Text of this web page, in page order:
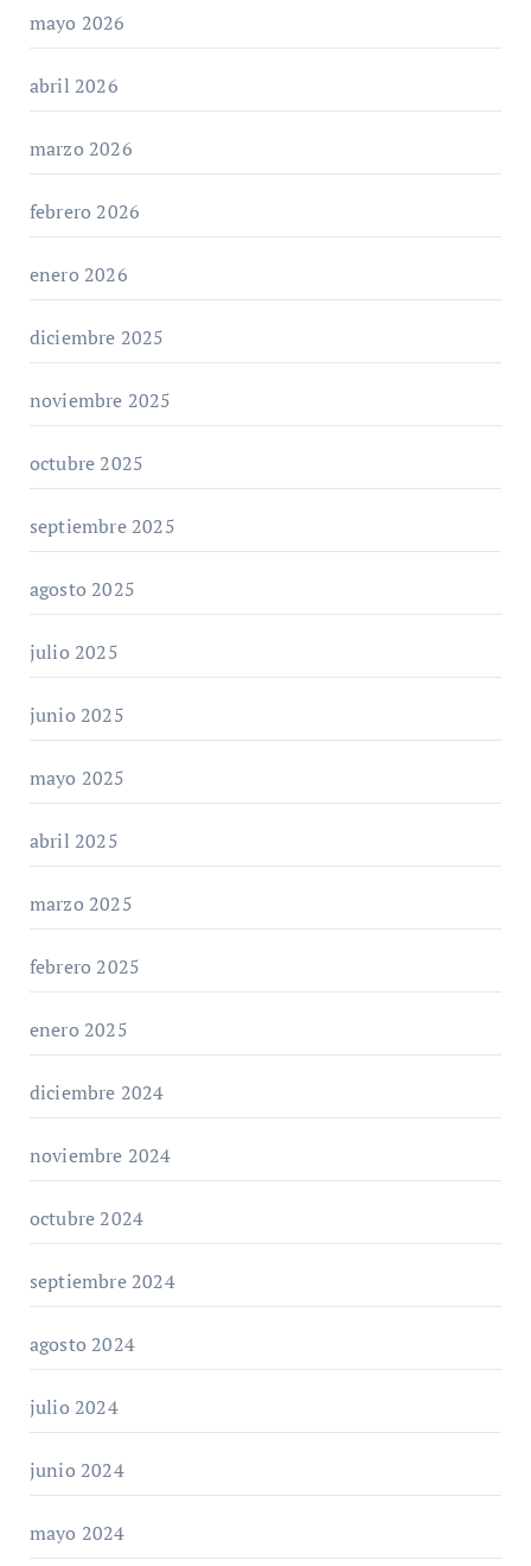
mayo 2026
abril 2026
marzo 2026
febrero 2026
enero 2026
diciembre 2025
noviembre 2025
octubre 2025
septiembre 2025
agosto 2025
julio 2025
junio 2025
mayo 2025
abril 2025
marzo 2025
febrero 2025
enero 2025
diciembre 2024
noviembre 2024
octubre 2024
septiembre 2024
agosto 2024
julio 2024
junio 2024
mayo 2024